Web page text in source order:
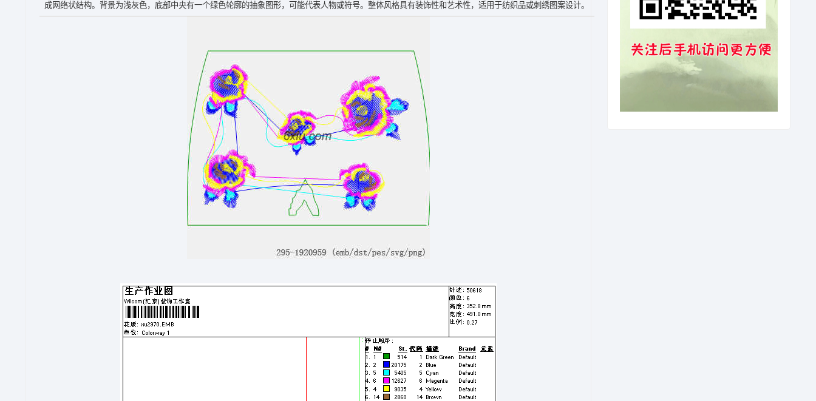
成网络状结构。背景为浅灰色，底部中央有一个绿色轮廓的抽象图形，可能代表人物或符号。整体风格具有装饰性和艺术性，适用于纺织品或刺绣图案设计。